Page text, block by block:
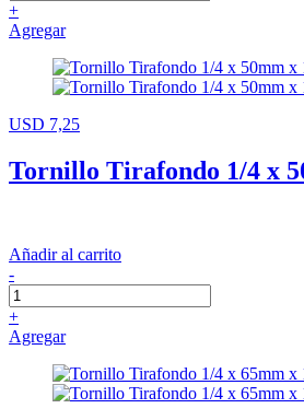
+
Agregar
USD 7,25
Tornillo Tirafondo 1/4 x
Añadir al carrito
-
+
Agregar